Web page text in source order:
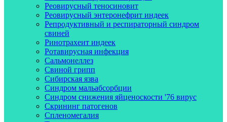
Реовирусный теносиновит
Реовирусный энтеронефрит индеек
Репродуктивный и респираторный синдром
свиней
Ринотрахеит индеек
Ротавирусная инфекция
Сальмонеллез
Свиной грипп
Сибирская язва
Синдром мальабсорбции
Синдром снижения яйценоскости '76 вирус
Скрининг патогенов
Спленомегалия